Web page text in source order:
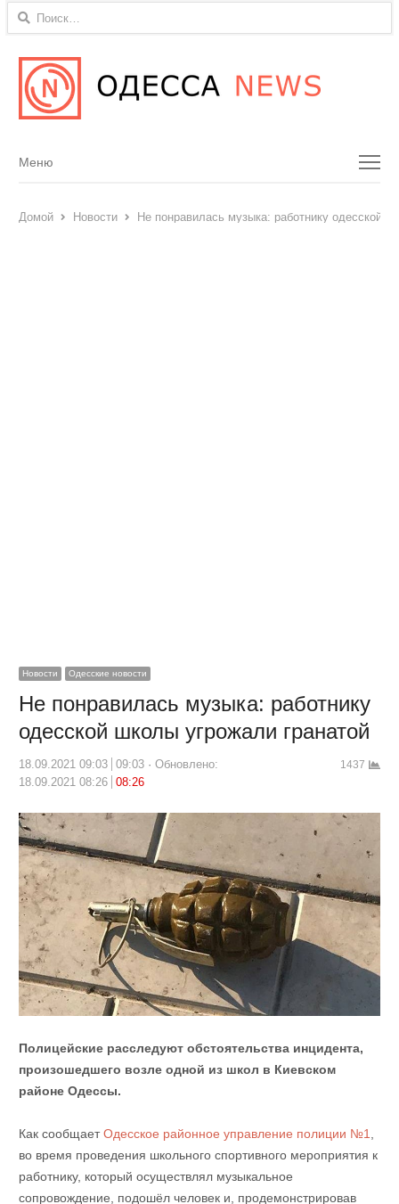
Найти:
Menu
Меню
Домой Новости Не понравилась музыка: работнику одесской
Новости Одесские новости
Не понравилась музыка: работнику
одесской школы угрожали гранатой
18.09.2021 09:03 09:03
Обновлено:
18.09.2021 08:26
08:26
1437
Полицейские расследуют обстоятельства инцидента,
произошедшего возле одной из школ в Киевском
районе Одессы.
Как сообщаетОдесское районное управление полиции №1,
во время проведения школьного спортивного мероприятия к
работнику, который осуществлял музыкальное
сопровождение, подошёл человек и, продемонстрировав